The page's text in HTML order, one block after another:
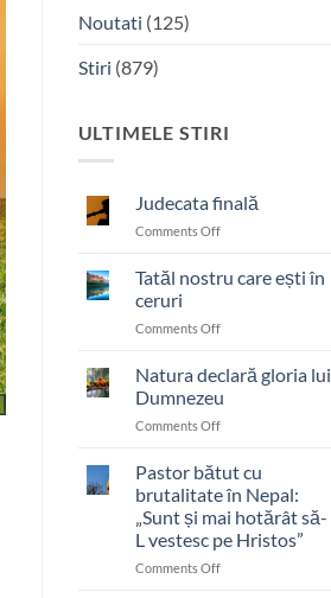
Noutati (125)
Stiri (879)
ULTIMELE STIRI
Judecata finală
Comments Offon
Tatăl nostru care ești în
ceruri
Comments Offon
nostru
care
ești
în
Natura declară gloria lui
Dumnezeu
Comments Offon
declară
gloria
lui
Dumnezeu
Pastor bătut cu
brutalitate în Nepal:
„Sunt și mai hotărât să-
L vestesc pe Hristos”
Comments Offon